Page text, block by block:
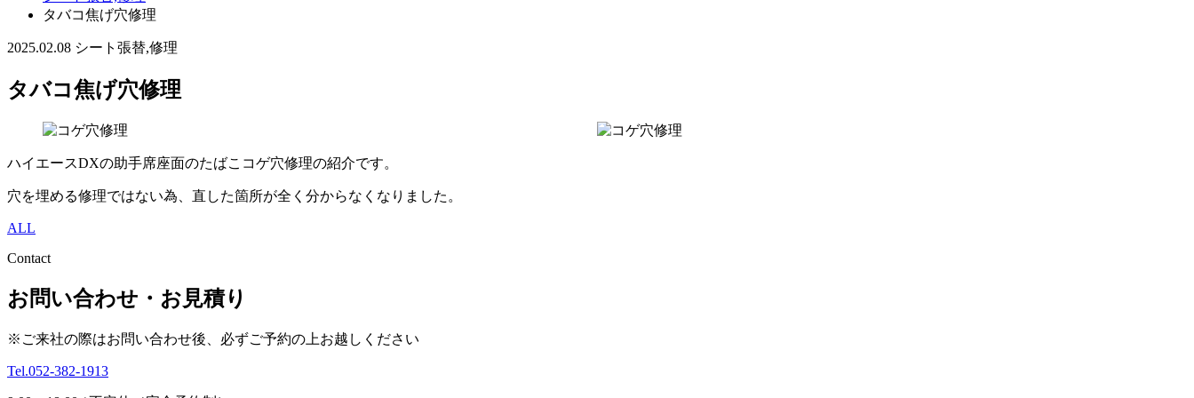
タバコ焦げ穴修理
2025.02.08 シート張替,修理
タバコ焦げ穴修理
ハイエースDXの助手席座面のたばこコゲ穴修理の紹介です。
穴を埋める修理ではない為、直した箇所が全く分からなくなりました。
ALL
Contact
お問い合わせ・お見積り
※ご来社の際はお問い合わせ後、必ずご予約の上お越しください
Tel.052-382-1913